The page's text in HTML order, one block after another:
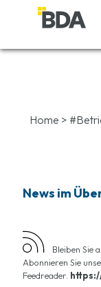
Home >
News im
Bleiben Sie
Abonnieren Sie
Feedreader.